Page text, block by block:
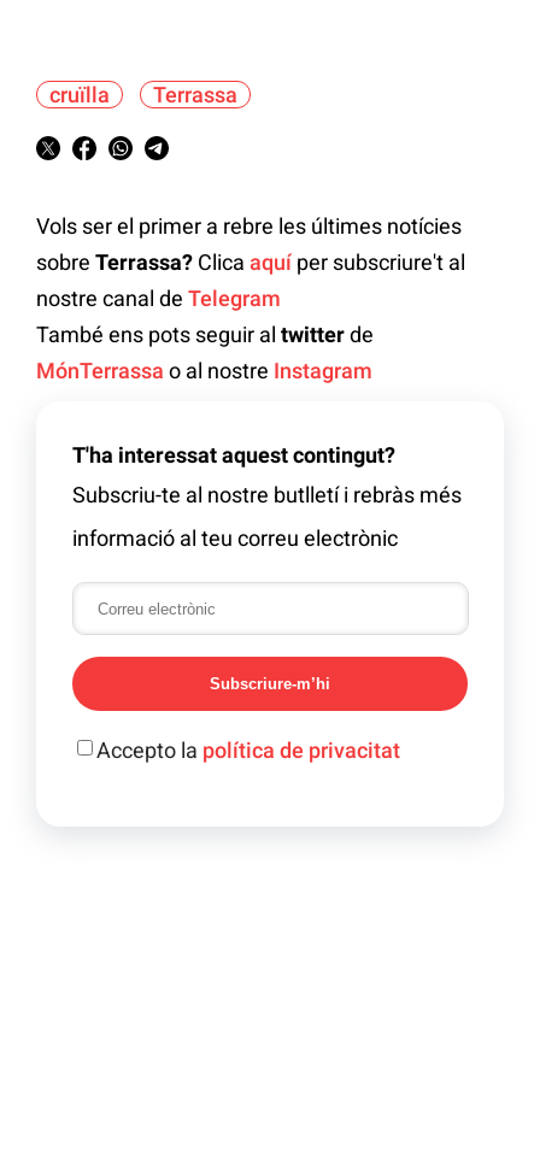
cruïlla Terrassa
Vols ser el primer a rebre les últimes notícies
sobre Terrassa? Clica aquí per subscriure't al
nostre canal de Telegram
També ens pots seguir al twitterde
MónTerrassa o al nostre Instagram
T'ha interessat aquest contingut?
Subscriu-te al nostre butlletí i rebràs més
informació al teu correu electrònic
Subscriure-m’hi
Accepto la política de privacitat